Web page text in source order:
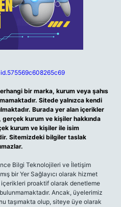
bir marka, kurum veya şahıs
Sitede yalnızca kendi
Burada yer alan içerikler
kurum ve kişiler hakkında
kurum ve kişiler ile isim
Sitemizdeki bilgiler taslak
Bilgi Teknolojileri ve İletişim
bir Yer Sağlayıcı olarak hizmet
proaktif olarak denetleme
Ancak, üyelerimiz
taşımakta olup, siteye üye olarak